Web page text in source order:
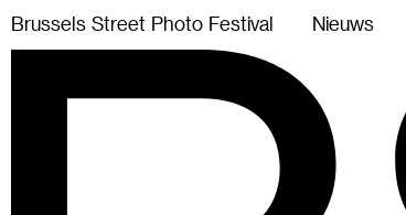
Brussels Street Photo Festival Nieuws